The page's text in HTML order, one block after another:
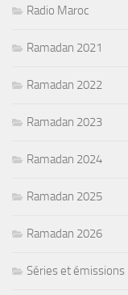
Radio Maroc
Ramadan 2021
Ramadan 2022
Ramadan 2023
Ramadan 2024
Ramadan 2025
Ramadan 2026
Séries et émissions